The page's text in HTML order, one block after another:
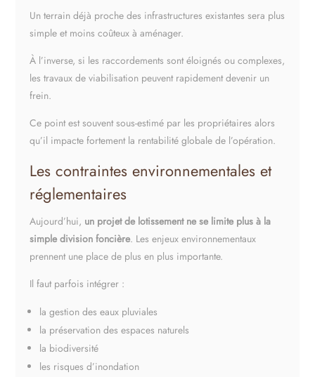
Un terrain déjà proche des infrastructures existantes sera plus
simple et moins coûteux à aménager.
À l’inverse, si les raccordements sont éloignés ou complexes,
les travaux de viabilisation peuvent rapidement devenir un
frein.
Ce point est souvent sous-estimé par les propriétaires alors
qu’il impacte fortement la rentabilité globale de l’opération.
Les contraintes environnementales et
réglementaires
Aujourd’hui, un projet de lotissement ne se limite plus à la
simple division foncière. Les enjeux environnementaux
prennent une place de plus en plus importante.
Il faut parfois intégrer :
la gestion des eaux pluviales
la préservation des espaces naturels
la biodiversité
les risques d’inondation